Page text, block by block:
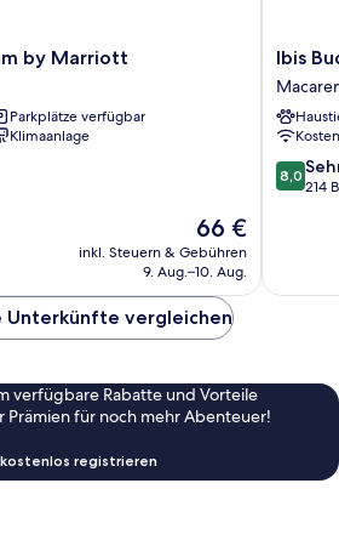
by Marriott
Parkplätze verfügbar
Klimaanlage
Der
Preis
beträgt
66 €
inkl. Steuern & Gebühren
9. Aug.–10. Aug.
Ibis
Budget
Sevilla
Norte
Ibis
8.0
von
8,0
214
Unterkünfte vergleichen
verfügbare Rabatte und Vorteile
Prämien für noch mehr Abenteuer!
registrieren